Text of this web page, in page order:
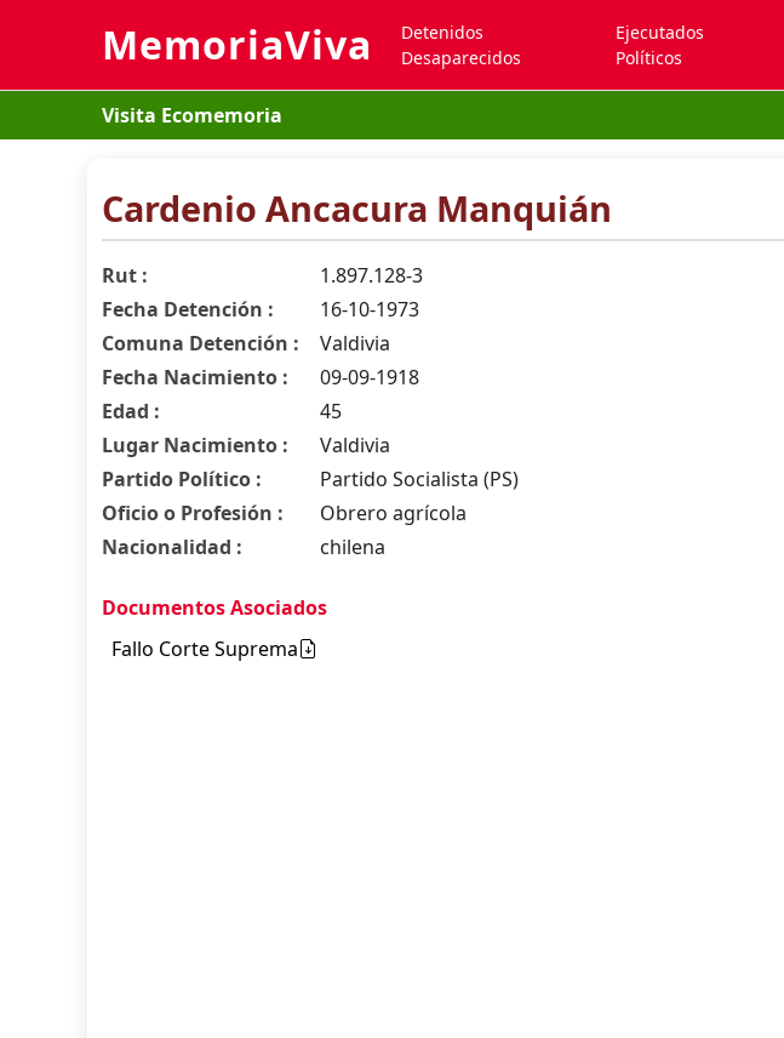
MemoriaViva
Detenidos
Desaparecidos
Ejecutados
Políticos
Visita Ecomemoria
Cardenio Ancacura Manquián
Rut :
1.897.128-3
Fecha Detención :
16-10-1973
Comuna Detención :
Valdivia
Fecha Nacimiento :
09-09-1918
Edad :
45
Lugar Nacimiento :
Valdivia
Partido Político :
Partido Socialista (PS)
Oficio o Profesión :
Obrero agrícola
Nacionalidad :
chilena
Documentos Asociados
Fallo Corte Suprema